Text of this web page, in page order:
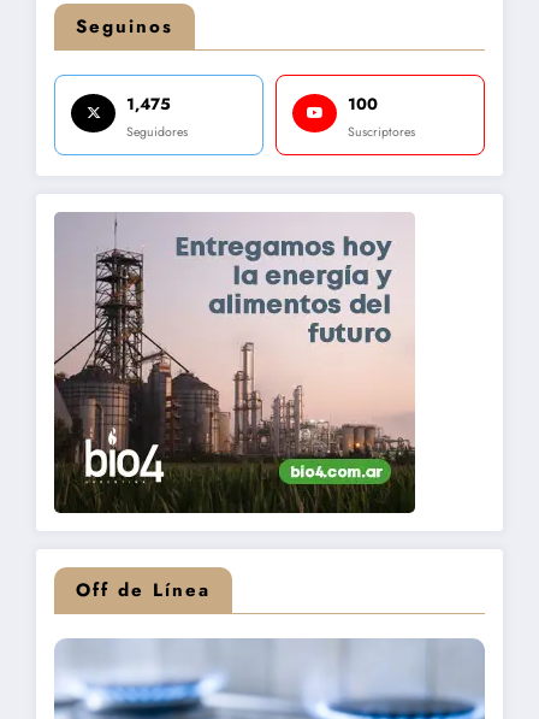
Seguinos
1,475
Seguidores
100
Suscriptores
Off de Línea